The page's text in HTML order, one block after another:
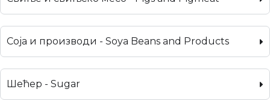
Соја и производи - Soya Beans and Products
Шећер - Sugar